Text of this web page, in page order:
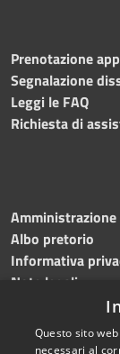
Prenotazione
Segnalazione
Leggi le FAQ
Richiesta di
Albo pretorio
Informativa
Note legali
Dichiarazione di
Questo sito
necessari al